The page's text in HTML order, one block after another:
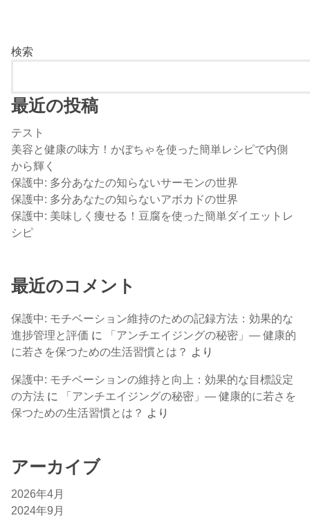
検索
最近の投稿
テスト
美容と健康の味方！かぼちゃを使った簡単レシピで内側
から輝く
保護中: 多分あなたの知らないサーモンの世界
保護中: 多分あなたの知らないアボカドの世界
保護中: 美味しく痩せる！豆腐を使った簡単ダイエットレ
シピ
最近のコメント
保護中: モチベーション維持のための記録方法：効果的な
進捗管理と評価 に
「アンチエイジングの秘密」— 健康的
に若さを保つための生活習慣とは？ より
保護中: モチベーションの維持と向上：効果的な目標設定
の方法 に
「アンチエイジングの秘密」— 健康的に若さを
保つための生活習慣とは？ より
アーカイブ
2026年4月
2024年9月